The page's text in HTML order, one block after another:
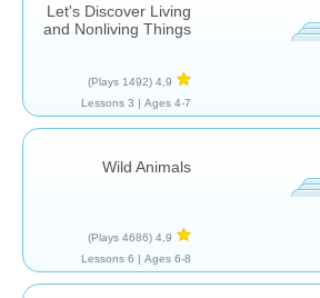
Let's Discover Living
and Nonliving Things
4,9
(1492 Plays)
Ages 4-7 |
3 Lessons
Wild Animals
4,9
(4686 Plays)
Ages 6-8 |
6 Lessons